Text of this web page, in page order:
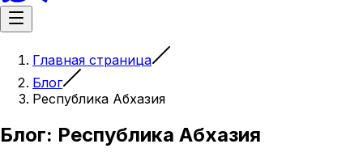
Главная страница
Блог
Республика Абхазия
Блог: Республика Абхазия